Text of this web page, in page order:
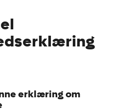
erklæring om